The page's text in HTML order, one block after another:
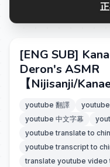
[ENG SUB]
Deron's ASMR
【Nijisanji/
youtube 翻譯 youtube
youtube 中文字幕
youtube translate to
youtube transcript to
translate youtube video